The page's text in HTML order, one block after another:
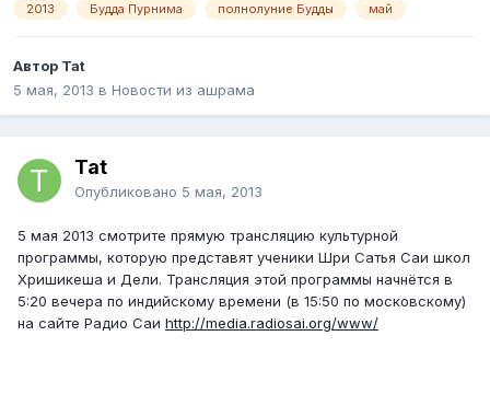
2013 Будда Пурнима полнолуние Будды май
Автор Tat
5 мая, 2013 в Новости из ашрама
Tat
Опубликовано 5 мая, 2013
5 мая 2013 смотрите прямую трансляцию культурной
программы, которую представят ученики Шри Сатья Саи школ
Хришикеша и Дели. Трансляция этой программы начнётся в
5:20 вечера по индийскому времени (в 15:50 по московскому)
на сайте Радио Саи http://media.radiosai.org/www/